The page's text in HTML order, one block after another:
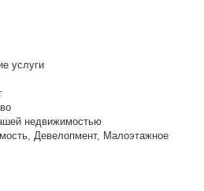
услуги
недвижимостью
Девелопмент, Малоэтажное